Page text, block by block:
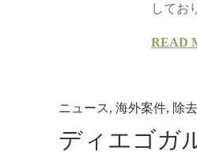
してお
READ
ニュース, 海外案件, 除
ディエゴガ